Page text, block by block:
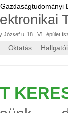
József u. 18., V1. épület
Oktatás